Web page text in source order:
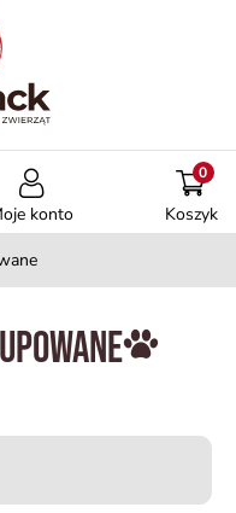
konto Koszyk
0